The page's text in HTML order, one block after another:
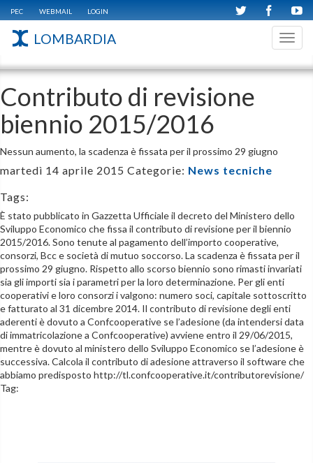
PEC WEBMAIL LOGIN
LOMBARDIA
Contributo di revisione
biennio 2015/2016
Nessun aumento, la scadenza è fissata per il prossimo 29 giugno
martedì 14 aprile 2015 Categorie: News tecniche
Tags:
È stato pubblicato in Gazzetta Ufficiale il decreto del Ministero dello
Sviluppo Economico che fissa il contributo di revisione per il biennio
2015/2016. Sono tenute al pagamento dell’importo cooperative,
consorzi, Bcc e società di mutuo soccorso. La scadenza è fissata per il
prossimo 29 giugno. Rispetto allo scorso biennio sono rimasti invariati
sia gli importi sia i parametri per la loro determinazione. Per gli enti
cooperativi e loro consorzi i valgono: numero soci, capitale sottoscritto
e fatturato al 31 dicembre 2014. Il contributo di revisione degli enti
aderenti è dovuto a Confcooperative se l’adesione (da intendersi data
di immatricolazione a Confcooperative) avviene entro il 29/06/2015,
mentre è dovuto al ministero dello Sviluppo Economico se l’adesione è
successiva. Calcola il contributo di adesione attraverso il software che
abbiamo predisposto http://tl.confcooperative.it/contributorevisione/
Tag: